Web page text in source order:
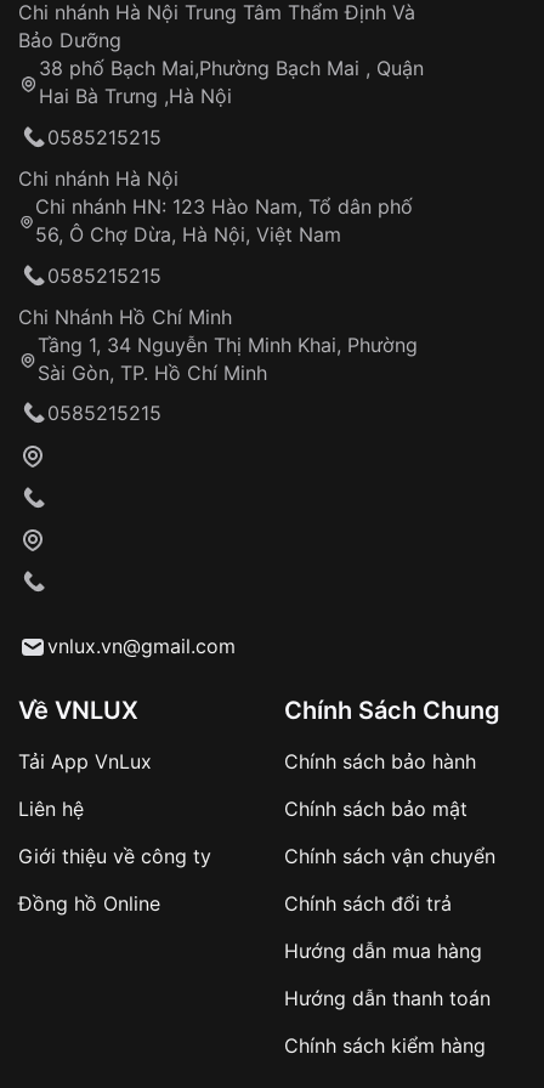
Áp dụng cho tất cả tỉnh thành trên toàn quốc
Thời gian tính từ khi xác nhận đơn hàng thành
công
Hotline: 0585 215 215
Từ khóa SEO:
Khách hàng kiểm tra và thanh toán trực tiếp
Từ khóa SEO:
sản phẩm đặc biệt
hàng
Số tiền còn lại thanh toán khi nhận hàng hoặc
✔️ Đảm bảo xử lý đơn hàng nhanh chóng
✔️ Hạn chế tình trạng hủy đơn không mong
Dây đeo
Sản phẩm đã bị:
Tự ý sửa chữa
thống VNLUX
Đảm bảo quyền lợi khách hàng
Đồng hành cùng khách hàng trong suốt quá
trình sử dụng
Chi nhánh Hà Nội Trung Tâm Thẩm Định Và
Bảo Dưỡng
38 phố Bạch Mai,Phường Bạch Mai , Quận
Hai Bà Trưng ,Hà Nội
0585215215
Chi nhánh Hà Nội
Chi nhánh HN: 123 Hào Nam, Tổ dân phố
56, Ô Chợ Dừa, Hà Nội, Việt Nam
0585215215
Chi Nhánh Hồ Chí Minh
Tầng 1, 34 Nguyễn Thị Minh Khai, Phường
Sài Gòn, TP. Hồ Chí Minh
0585215215
vnlux.vn@gmail.com
Về VNLUX
Tải App VnLux
Liên hệ
Giới thiệu về công ty
Đồng hồ Online
Chính Sách Chung
Chính sách bảo hành
Chính sách bảo mật
Chính sách vận chuyển
Chính sách đổi trả
Hướng dẫn mua hàng
Hướng dẫn thanh toán
Chính sách kiểm hàng